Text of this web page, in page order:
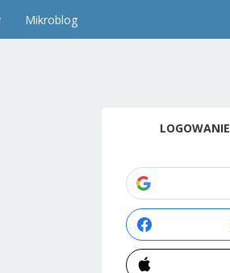
Mikroblog
LOGOWANIE